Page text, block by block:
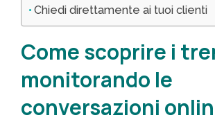
Chiedi direttamente ai tuoi clienti
Come scoprire i
monitorando le
conversazioni